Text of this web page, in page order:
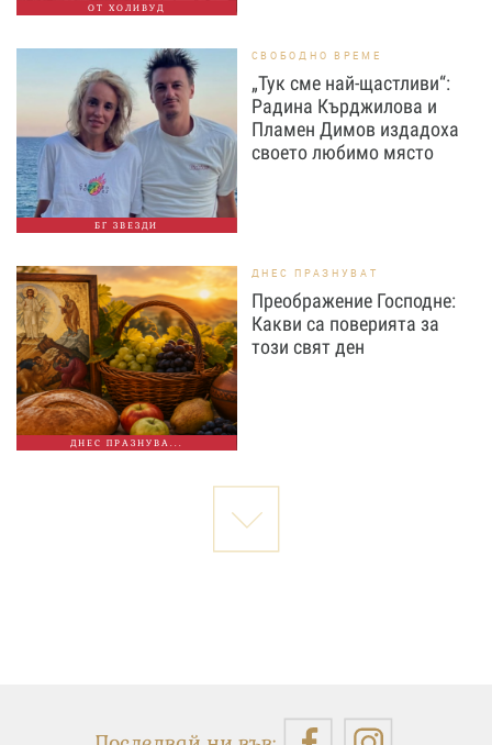
ОТ ХОЛИВУД
БГ ЗВЕЗДИ
СВОБОДНО ВРЕМЕ
„Тук сме най-щастливи“:
Радина Кърджилова и
Пламен Димов издадоха
своето любимо място
ДНЕС ПРАЗНУВА...
ДНЕС ПРАЗНУВАТ
Преображение Господне:
Какви са поверията за
този свят ден